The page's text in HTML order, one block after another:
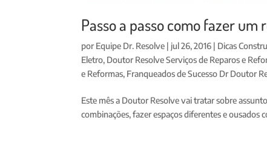
Passo a passo como fazer
por Equipe Dr. Resolve | jul 26, 2016 | Dicas
Eletro, Doutor Resolve Serviços de Reparos e
e Reformas, Franqueados de Sucesso Dr Doutor
Este mês a Doutor Resolve vai tratar sobre
combinações, fazer espaços diferentes e